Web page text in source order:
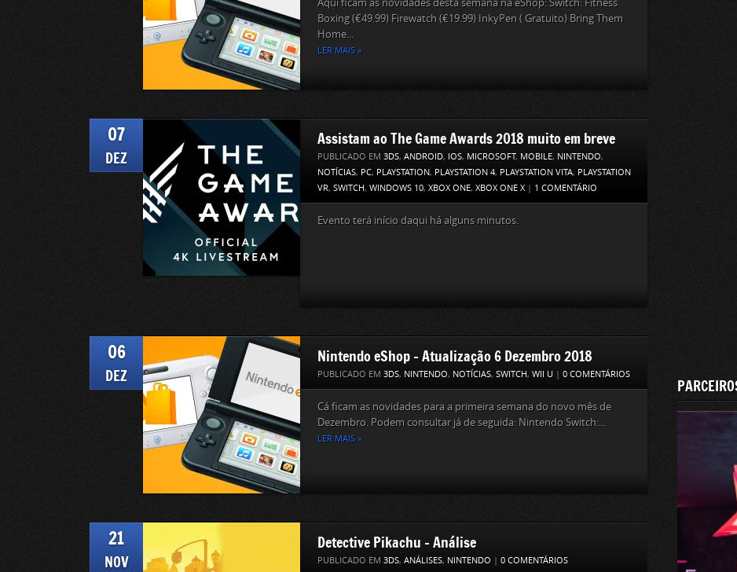
Aqui ficam as novidades desta semana na eShop: Switch: Fitness
Boxing (€49.99) Firewatch (€19.99) InkyPen ( Gratuito) Bring Them
Home...
LER MAIS »
07
DEZ
Assistam ao The Game Awards 2018 muito em breve
PUBLICADO EM 3DS, ANDROID, IOS, MICROSOFT, MOBILE, NINTENDO,
NOTÍCIAS, PC, PLAYSTATION, PLAYSTATION 4, PLAYSTATION VITA, PLAYSTATION
VR, SWITCH, WINDOWS 10, XBOX ONE, XBOX ONE X | 1 COMENTÁRIO
Evento terá início daqui há alguns minutos.
06
DEZ
Nintendo eShop – Atualização 6 Dezembro 2018
PUBLICADO EM 3DS, NINTENDO, NOTÍCIAS, SWITCH, WII U | 0 COMENTÁRIOS
Cá ficam as novidades para a primeira semana do novo mês de
Dezembro. Podem consultar já de seguida: Nintendo Switch:...
LER MAIS »
21
NOV
Detective Pikachu – Análise
PUBLICADO EM 3DS, ANÁLISES, NINTENDO | 0 COMENTÁRIOS